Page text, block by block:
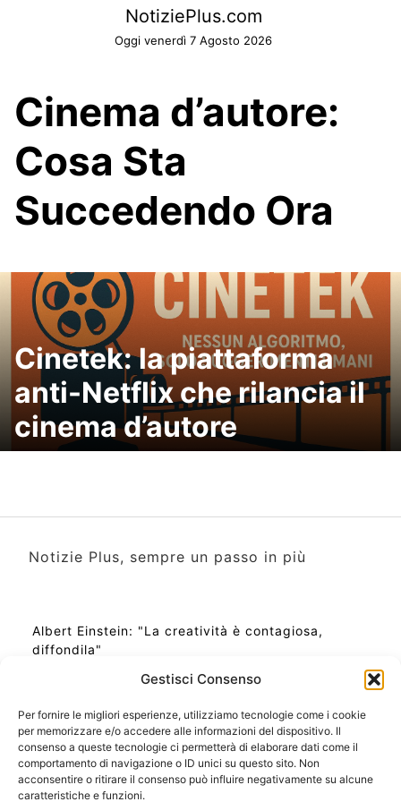
Gestisci Consenso
Per fornire le migliori esperienze, utilizziamo tecnologie come i cookie
per memorizzare e/o accedere alle informazioni del dispositivo. Il
consenso a queste tecnologie ci permetterà di elaborare dati come il
comportamento di navigazione o ID unici su questo sito. Non
acconsentire o ritirare il consenso può influire negativamente su alcune
caratteristiche e funzioni.
NotiziePlus.com
Oggi venerdì 7 Agosto 2026
Cinema d’autore:
Cosa Sta
Succedendo Ora
Cinetek: la piattaforma
anti-Netflix che rilancia il
cinema d’autore
Notizie Plus, sempre un passo in più
Albert Einstein: "La creatività è contagiosa,
diffondila"
Ora Esatta in Italia in questo momento
Ti Senti Strano Ultimamente? Potrebbe Essere per
la Risonanza di Schumann
Come Sapere Se Stai Ascendendo alla Quinta